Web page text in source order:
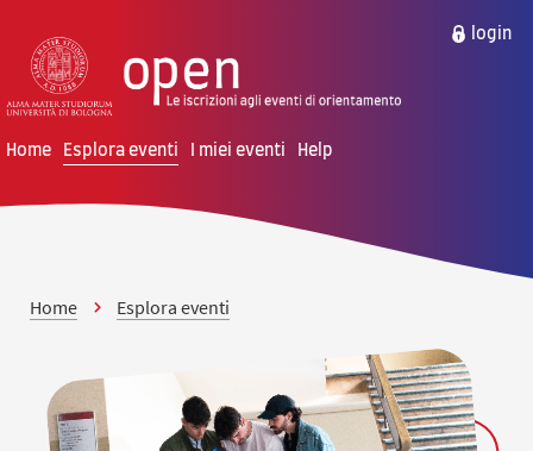
login
Home Esplora eventi I miei eventi Help
Home Esplora eventi